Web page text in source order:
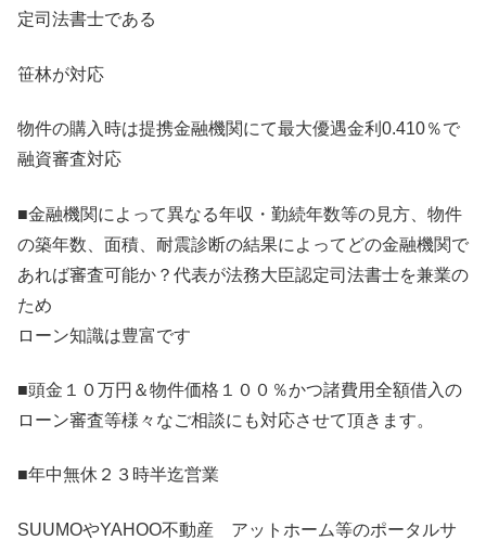
定司法書士である
笹林が対応
物件の購入時は提携金融機関にて最大優遇金利0.410％で
融資審査対応
■金融機関によって異なる年収・勤続年数等の見方、物件
の築年数、面積、耐震診断の結果によってどの金融機関で
あれば審査可能か？代表が法務大臣認定司法書士を兼業の
ため
ローン知識は豊富です
■頭金１０万円＆物件価格１００％かつ諸費用全額借入の
ローン審査等様々なご相談にも対応させて頂きます。
■年中無休２３時半迄営業
SUUMOやYAHOO不動産 アットホーム等のポータルサ